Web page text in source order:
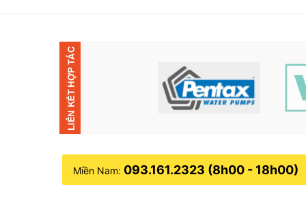
Miền Nam: 093.161.2323 (8h00 - 18h00)